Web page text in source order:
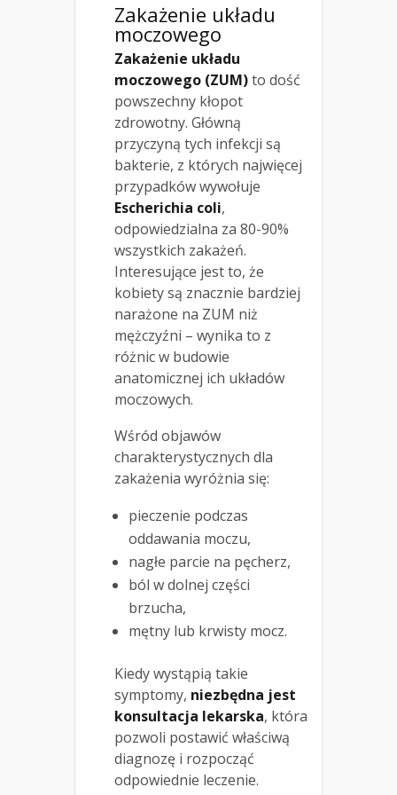
Zakażenie układu
moczowego
Zakażenie układu
moczowego (ZUM)to dość
powszechny kłopot
zdrowotny. Główną
przyczyną tych infekcji są
bakterie, z których najwięcej
przypadków wywołuje
Escherichia coli,
odpowiedzialna za 80-90%
wszystkich zakażeń.
Interesujące jest to, że
kobiety są znacznie bardziej
narażone na ZUM niż
mężczyźni – wynika to z
różnic w budowie
anatomicznej ich układów
moczowych.
Wśród objawów
charakterystycznych dla
zakażenia wyróżnia się:
pieczenie podczas
oddawania moczu,
nagłe parcie na pęcherz,
ból w dolnej części
brzucha,
mętny lub krwisty mocz.
Kiedy wystąpią takie
symptomy, niezbędna jest
konsultacja lekarska, która
pozwoli postawić właściwą
diagnozę i rozpocząć
odpowiednie leczenie.